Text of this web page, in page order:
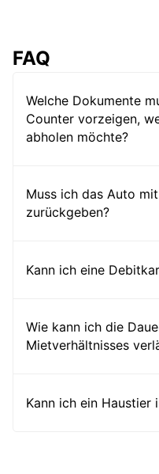
FAQ
Welche Dokumente
Counter vorzeigen,
abholen möchte?
Muss ich das Auto
zurückgeben?
Kann ich eine
Wie kann ich die
Mietverhältnisses
Kann ich ein